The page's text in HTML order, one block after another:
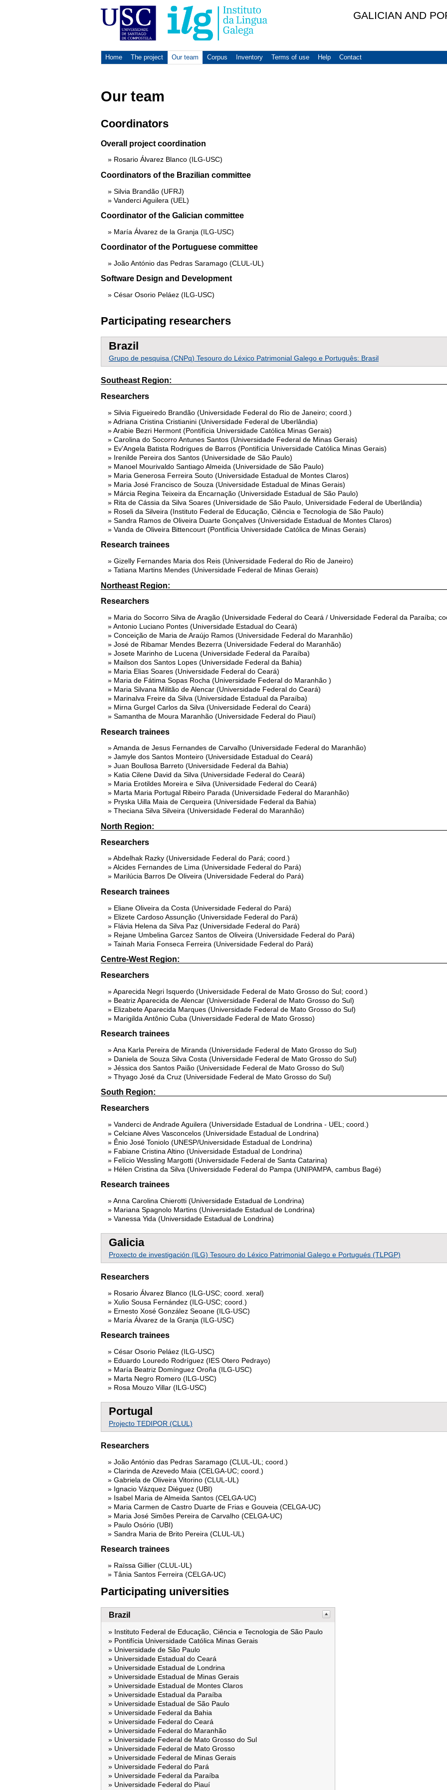
GALICIAN AND
Home The project Our team Corpus Inventory Terms of use Help
Contact
Our team
Coordinators
Overall project coordination
Rosario Álvarez Blanco (ILG-USC)
Coordinators of the Brazilian committee
Silvia Brandão (UFRJ)
Vanderci Aguilera (UEL)
Coordinator of the Galician committee
María Álvarez de la Granja (ILG-USC)
Coordinator of the Portuguese committee
João António das Pedras Saramago (CLUL-UL)
Software Design and Development
César Osorio Peláez (ILG-USC)
Participating researchers
Brazil
Grupo de pesquisa (CNPq) Tesouro do Léxico Patrimonial Galego e Português: Brasil
Southeast Region:
Researchers
Silvia Figueiredo Brandão (Universidade Federal do Rio de Janeiro; coord.)
Adriana Cristina Cristianini (Universidade Federal de Uberlândia)
Arabie Bezri Hermont (Pontifícia Universidade Católica Minas Gerais)
Carolina do Socorro Antunes Santos (Universidade Federal de Minas Gerais)
Ev'Angela Batista Rodrigues de Barros (Pontifícia Universidade Católica Minas Gerais)
Irenilde Pereira dos Santos (Universidade de São Paulo)
Manoel Mourivaldo Santiago Almeida (Universidade de São Paulo)
Maria Generosa Ferreira Souto (Universidade Estadual de Montes Claros)
Maria José Francisco de Souza (Universidade Estadual de Minas Gerais)
Márcia Regina Teixeira da Encarnação (Universidade Estadual de São Paulo)
Rita de Cássia da Silva Soares (Universidade de São Paulo, Universidade Federal de Uberlândia)
Roseli da Silveira (Instituto Federal de Educação, Ciência e Tecnologia de São Paulo)
Sandra Ramos de Oliveira Duarte Gonçalves (Universidade Estadual de Montes Claros)
Vanda de Oliveira Bittencourt (Pontifícia Universidade Católica de Minas Gerais)
Research trainees
Gizelly Fernandes Maria dos Reis (Universidade Federal do Rio de Janeiro)
Tatiana Martins Mendes (Universidade Federal de Minas Gerais)
Northeast Region:
Researchers
Maria do Socorro Silva de Aragão (Universidade Federal do Ceará / Universidade Federal da Paraíba;
Antonio Luciano Pontes (Universidade Estadual do Ceará)
Conceição de Maria de Araújo Ramos (Universidade Federal do Maranhão)
José de Ribamar Mendes Bezerra (Universidade Federal do Maranhão)
Josete Marinho de Lucena (Universidade Federal da Paraíba)
Mailson dos Santos Lopes (Universidade Federal da Bahia)
Maria Elias Soares (Universidade Federal do Ceará)
Maria de Fátima Sopas Rocha (Universidade Federal do Maranhão )
Maria Silvana Militão de Alencar (Universidade Federal do Ceará)
Marinalva Freire da Silva (Universidade Estadual da Paraíba)
Mirna Gurgel Carlos da Silva (Universidade Federal do Ceará)
Samantha de Moura Maranhão (Universidade Federal do Piauí)
Research trainees
Amanda de Jesus Fernandes de Carvalho (Universidade Federal do Maranhão)
Jamyle dos Santos Monteiro (Universidade Estadual do Ceará)
Juan Boullosa Barreto (Universidade Federal da Bahia)
Katia Cilene David da Silva (Universidade Federal do Ceará)
Maria Erotildes Moreira e Silva (Universidade Federal do Ceará)
Marta Maria Portugal Ribeiro Parada (Universidade Federal do Maranhão)
Pryska Uilla Maia de Cerqueira (Universidade Federal da Bahia)
Theciana Silva Silveira (Universidade Federal do Maranhão)
North Region:
Researchers
Abdelhak Razky (Universidade Federal do Pará; coord.)
Alcides Fernandes de Lima (Universidade Federal do Pará)
Marilúcia Barros De Oliveira (Universidade Federal do Pará)
Research trainees
Eliane Oliveira da Costa (Universidade Federal do Pará)
Elizete Cardoso Assunção (Universidade Federal do Pará)
Flávia Helena da Silva Paz (Universidade Federal do Pará)
Rejane Umbelina Garcez Santos de Oliveira (Universidade Federal do Pará)
Tainah Maria Fonseca Ferreira (Universidade Federal do Pará)
Centre-West Region:
Researchers
Aparecida Negri Isquerdo (Universidade Federal de Mato Grosso do Sul; coord.)
Beatriz Aparecida de Alencar (Universidade Federal de Mato Grosso do Sul)
Elizabete Aparecida Marques (Universidade Federal de Mato Grosso do Sul)
Marigilda Antônio Cuba (Universidade Federal de Mato Grosso)
Research trainees
Ana Karla Pereira de Miranda (Universidade Federal de Mato Grosso do Sul)
Daniela de Souza Silva Costa (Universidade Federal de Mato Grosso do Sul)
Jéssica dos Santos Paião (Universidade Federal de Mato Grosso do Sul)
Thyago José da Cruz (Universidade Federal de Mato Grosso do Sul)
South Region:
Researchers
Vanderci de Andrade Aguilera (Universidade Estadual de Londrina - UEL; coord.)
Celciane Alves Vasconcelos (Universidade Estadual de Londrina)
Ênio José Toniolo (UNESP/Universidade Estadual de Londrina)
Fabiane Cristina Altino (Universidade Estadual de Londrina)
Felício Wessling Margotti (Universidade Federal de Santa Catarina)
Hélen Cristina da Silva (Universidade Federal do Pampa (UNIPAMPA, cambus Bagé)
Research trainees
Anna Carolina Chierotti (Universidade Estadual de Londrina)
Mariana Spagnolo Martins (Universidade Estadual de Londrina)
Vanessa Yida (Universidade Estadual de Londrina)
Galicia
Proxecto de investigación (ILG) Tesouro do Léxico Patrimonial Galego e Portugués (TLPGP)
Researchers
Rosario Álvarez Blanco (ILG-USC; coord. xeral)
Xulio Sousa Fernández (ILG-USC; coord.)
Ernesto Xosé González Seoane (ILG-USC)
María Álvarez de la Granja (ILG-USC)
Research trainees
César Osorio Peláez (ILG-USC)
Eduardo Louredo Rodríguez (IES Otero Pedrayo)
María Beatriz Domínguez Oroña (ILG-USC)
Marta Negro Romero (ILG-USC)
Rosa Mouzo Villar (ILG-USC)
Portugal
Projecto TEDIPOR (CLUL)
Researchers
João António das Pedras Saramago (CLUL-UL; coord.)
Clarinda de Azevedo Maia (CELGA-UC; coord.)
Gabriela de Oliveira Vitorino (CLUL-UL)
Ignacio Vázquez Diéguez (UBI)
Isabel Maria de Almeida Santos (CELGA-UC)
Maria Carmen de Castro Duarte de Frias e Gouveia (CELGA-UC)
Maria José Simões Pereira de Carvalho (CELGA-UC)
Paulo Osório (UBI)
Sandra Maria de Brito Pereira (CLUL-UL)
Research trainees
Raïssa Gillier (CLUL-UL)
Tânia Santos Ferreira (CELGA-UC)
Participating universities
Brazil
Instituto Federal de Educação, Ciência e Tecnologia de São Paulo
Pontifícia Universidade Católica Minas Gerais
Universidade de São Paulo
Universidade Estadual do Ceará
Universidade Estadual de Londrina
Universidade Estadual de Minas Gerais
Universidade Estadual de Montes Claros
Universidade Estadual da Paraíba
Universidade Estadual de São Paulo
Universidade Federal da Bahia
Universidade Federal do Ceará
Universidade Federal do Maranhão
Universidade Federal de Mato Grosso do Sul
Universidade Federal de Mato Grosso
Universidade Federal de Minas Gerais
Universidade Federal do Pará
Universidade Federal da Paraíba
Universidade Federal do Piauí